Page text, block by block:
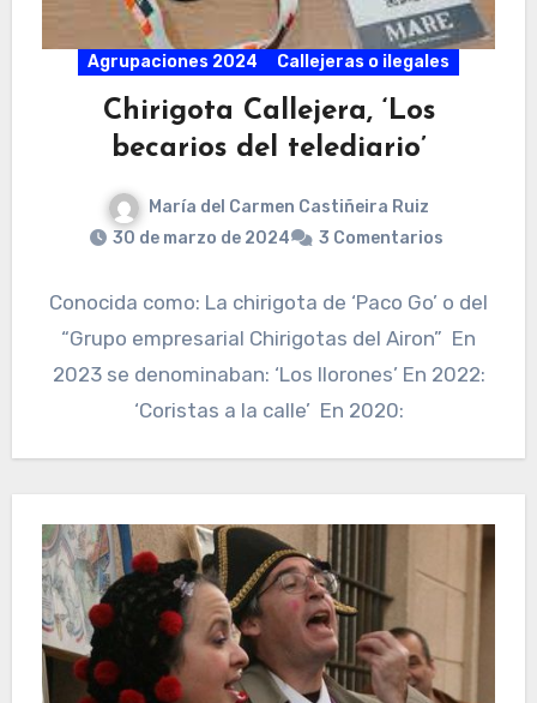
Agrupaciones 2024 Callejeras o ilegales
Chirigota Callejera, ‘Los
becarios del telediario’
María del Carmen Castiñeira Ruiz
30 de marzo de 2024
3 Comentarios
Conocida como: La chirigota de ‘Paco Go’ o del
“Grupo empresarial Chirigotas del Airon” En
2023 se denominaban: ‘Los llorones’ En 2022:
‘Coristas a la calle’ En 2020: